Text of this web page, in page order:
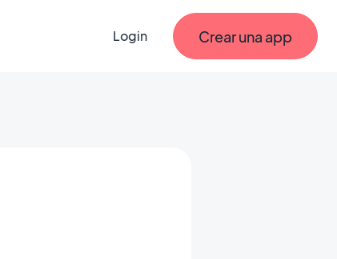
Login Crear una app